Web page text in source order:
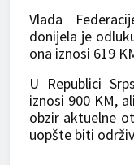
Vlada
donijela je
ona iznosi 619
U Republici
iznosi 900 KM,
obzir aktuelne
uopšte biti